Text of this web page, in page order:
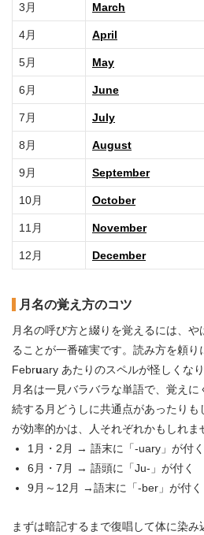
3月 March
4月 April
5月 May
6月 June
7月 July
8月 August
9月 September
10月 October
11月 November
12月 December
月名の覚え方のコツ
月名の呼び方と綴りを覚えるには、
ることが一番確実です。読み方を頼り
February あたりのスペルが怪しくなり
月名は一見バラバラな単語で、覚え
続する月どうしに共通点があったり
が効率的かは、人それぞれかもしれま
1月・2月 → 語末に「-uary」が付く
6月・7月 → 語頭に「Ju-」が付く
9月～12月 →語末に「-ber」が付く
まずは暗記するまで復唱して体に染